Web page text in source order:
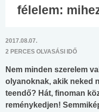
félelem:
2017.08.07.
2 PERCES OLVASÁSI IDŐ
Nem minden szerelem
olyanoknak, akik neked
teendő? Hát, finoman
reménykedjen!